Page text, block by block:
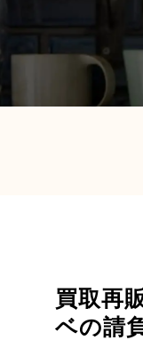
買取再
ベの請